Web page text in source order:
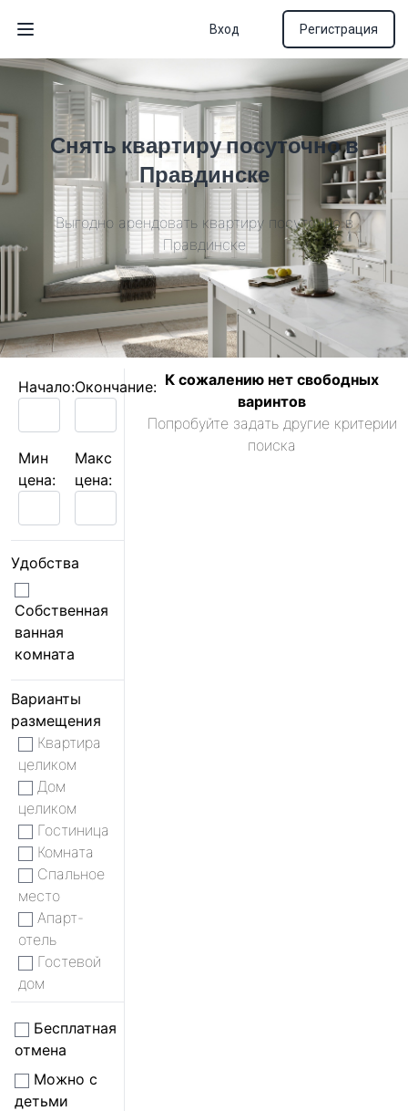
Открыть меню
Вход Регистрация
Снять квартиру посуточно в
Правдинске
Выгодно арендовать квартиру посуточно в
Правдинске
Начало:Окончание:
Мин
цена:
Макс
цена:
Удобства
Собственная
ванная
комната
Варианты
размещения
Квартира
целиком
Дом
целиком
Гостиница
Комната
Спальное
место
Апарт-
отель
Гостевой
дом
Бесплатная
отмена
Можно с
детьми
К сожалению нет свободных
варинтов
Попробуйте задать другие критерии
поиска